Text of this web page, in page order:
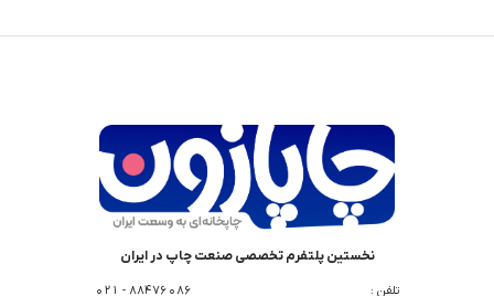
نخستین پلتفرم تخصصی صنعت چاپ در ایران
تلفن :
88476086 - 021